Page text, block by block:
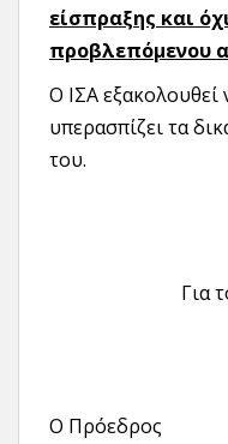
είσπραξης και
προβλεπόμενου
Ο ΙΣΑ εξακολουθεί
υπερασπίζει τα
του.
Για
Ο